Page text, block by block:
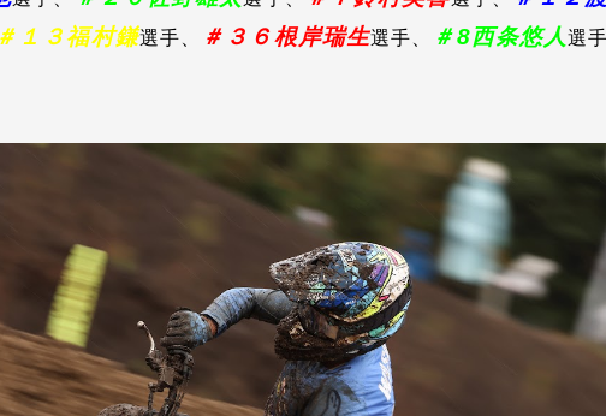
＃１３福村鎌選手、 ＃３６根岸瑞生選手、 ＃8西条悠人選